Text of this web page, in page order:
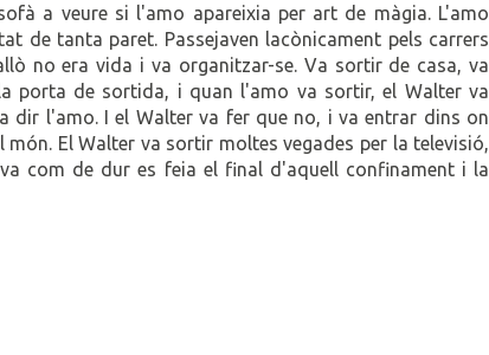
a veure si l'amo apareixia per art de màgia. L'amo
de tanta paret. Passejaven lacònicament pels carrers
no era vida i va organitzar-se. Va sortir de casa, va
porta de sortida, i quan l'amo va sortir, el Walter va
dir l'amo. I el Walter va fer que no, i va entrar dins on
El Walter va sortir moltes vegades per la televisió,
com de dur es feia el final d'aquell confinament i la